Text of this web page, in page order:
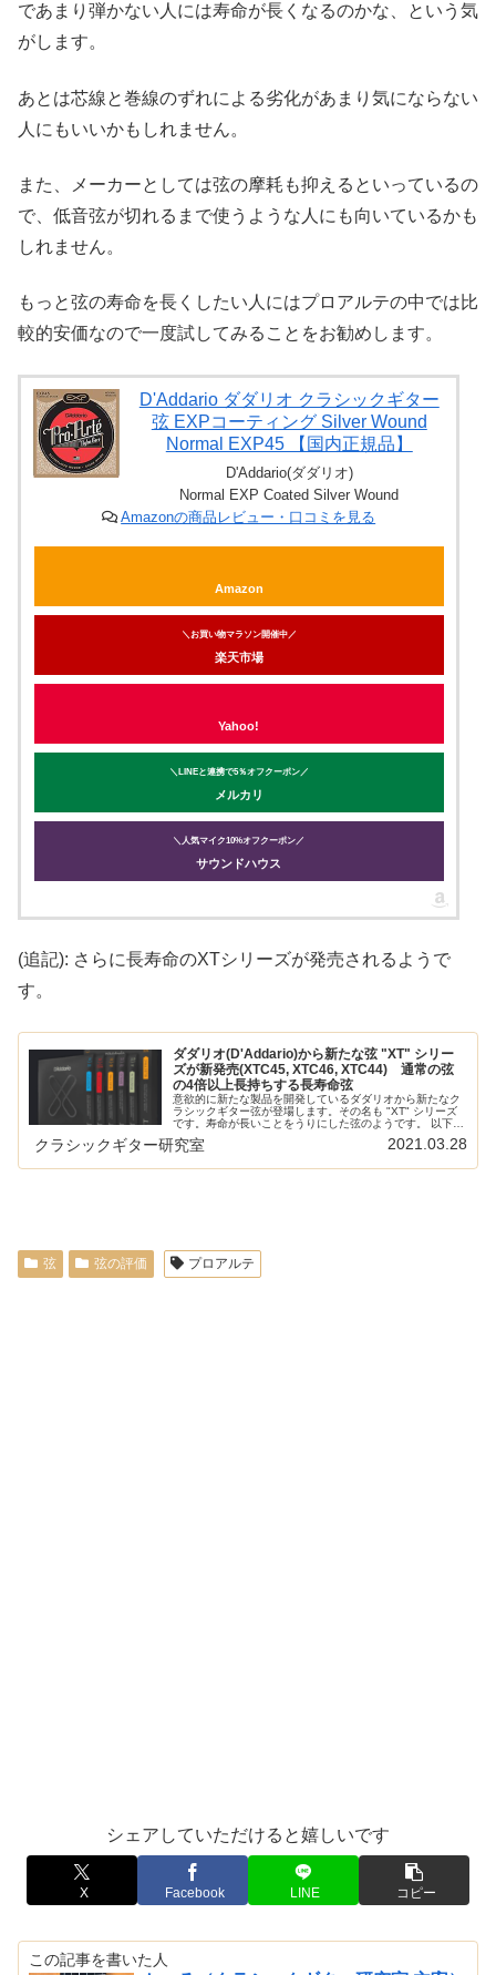
であまり弾かない人には寿命が長くなるのかな、という気
がします。
あとは芯線と巻線のずれによる劣化があまり気にならない
人にもいいかもしれません。
また、メーカーとしては弦の摩耗も抑えるといっているの
で、低音弦が切れるまで使うような人にも向いているかも
しれません。
もっと弦の寿命を長くしたい人にはプロアルテの中では比
較的安価なので一度試してみることをお勧めします。
D'Addario ダダリオ クラシックギター
弦 EXPコーティング Silver Wound
Normal EXP45 【国内正規品】
D'Addario(ダダリオ)
Normal EXP Coated Silver Wound
Amazonの商品レビュー・口コミを見る
Amazon
＼お買い物マラソン開催中／
楽天市場
Yahoo!
＼LINEと連携で5％オフクーポン／
メルカリ
＼人気マイク10%オフクーポン／
サウンドハウス
(追記): さらに長寿命のXTシリーズが発売されるようで
す。
ダダリオ(D'Addario)から新たな弦 "XT" シリー
ズが新発売(XTC45, XTC46, XTC44) 通常の弦
の4倍以上長持ちする長寿命弦
意欲的に新たな製品を開発しているダダリオから新たなク
ラシックギター弦が登場します。その名も "XT" シリーズ
です。寿命が長いことをうりにした弦のようです。 以下の
記事で本ブログの弦のレビュー/感想/情報記事をまとめて
います: 低音弦の寿命...
クラシックギター研究室 2021.03.28
弦 弦の評価 プロアルテ
シェアしていただけると嬉しいです
X Facebook LINE コピー
この記事を書いた人